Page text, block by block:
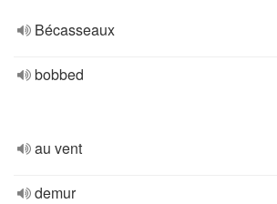
Bécasseaux
bobbed
au vent
demur